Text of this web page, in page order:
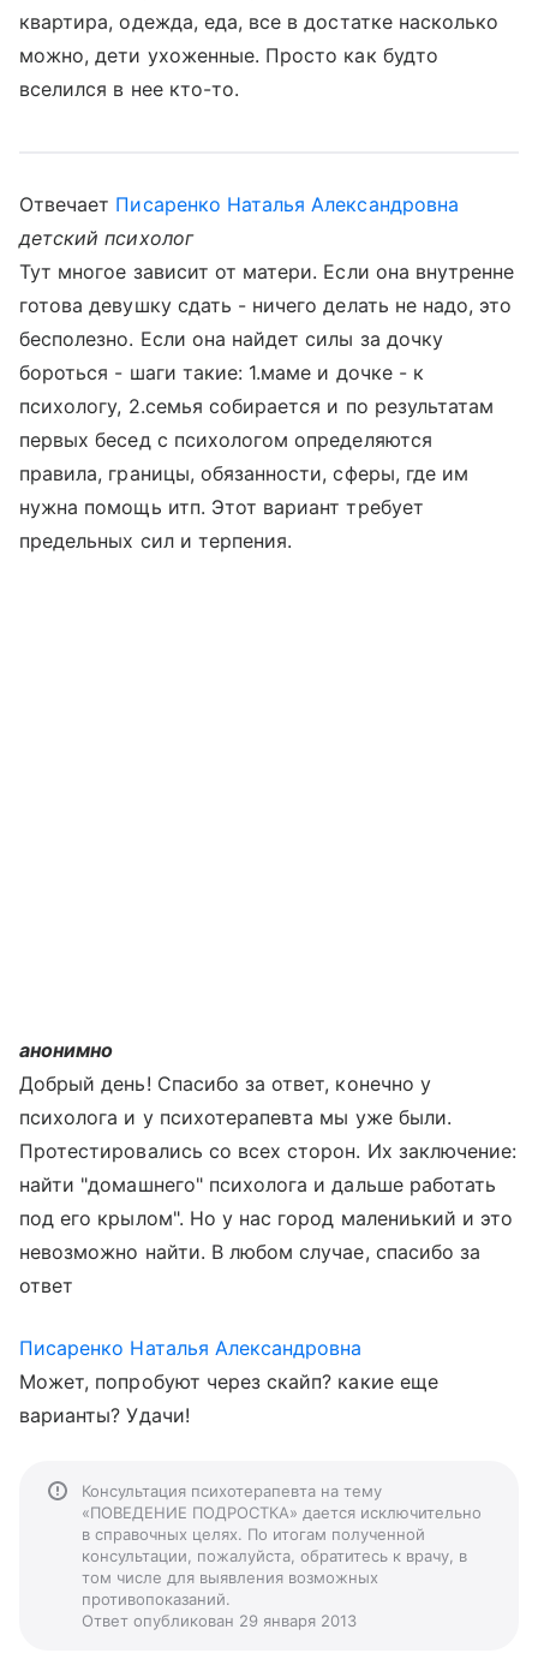
квартира, одежда, еда, все в достатке насколько
можно, дети ухоженные. Просто как будто
вселился в нее кто-то.
Отвечает Писаренко Наталья Александровна
детский психолог
Тут многое зависит от матери. Если она внутренне
готова девушку сдать - ничего делать не надо, это
бесполезно. Если она найдет силы за дочку
бороться - шаги такие: 1.маме и дочке - к
психологу, 2.семья собирается и по результатам
первых бесед с психологом определяются
правила, границы, обязанности, сферы, где им
нужна помощь итп. Этот вариант требует
предельных сил и терпения.
анонимно
Добрый день! Спасибо за ответ, конечно у
психолога и у психотерапевта мы уже были.
Протестировались со всех сторон. Их заключение:
найти "домашнего" психолога и дальше работать
под его крылом". Но у нас город малениький и это
невозможно найти. В любом случае, спасибо за
ответ
Писаренко Наталья Александровна
Может, попробуют через скайп? какие еще
варианты? Удачи!
Консультация психотерапевта на тему
«ПОВЕДЕНИЕ ПОДРОСТКА» дается исключительно
в справочных целях. По итогам полученной
консультации, пожалуйста, обратитесь к врачу, в
том числе для выявления возможных
противопоказаний.
Ответ опубликован 29 января 2013